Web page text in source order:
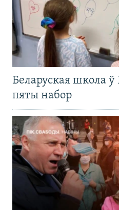
Беларуская школа
пяты набор